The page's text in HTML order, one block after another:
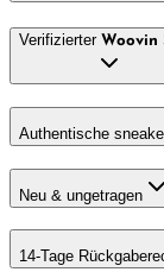
Verifizierter Woovin
Authentische
Neu & ungetragen
14-Tage